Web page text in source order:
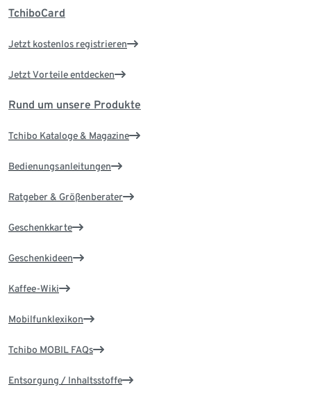
TchiboCard
Jetzt kostenlos registrieren
Jetzt Vorteile entdecken
Rund um unsere Produkte
Tchibo Kataloge & Magazine
Bedienungsanleitungen
Ratgeber & Größenberater
Geschenkkarte
Geschenkideen
Kaffee-Wiki
Mobilfunklexikon
Tchibo MOBIL FAQs
Entsorgung / Inhaltsstoffe